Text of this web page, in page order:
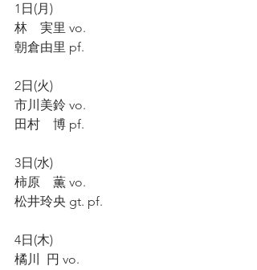
1日(月)
林　実里 vo.
朝倉由里 pf.
2日(火)
市川美鈴 vo.
田村　博 pf.
3日(水)
柿原　薫 vo.
松井玲央 gt. pf.
4日(木)
橘川  円 vo.